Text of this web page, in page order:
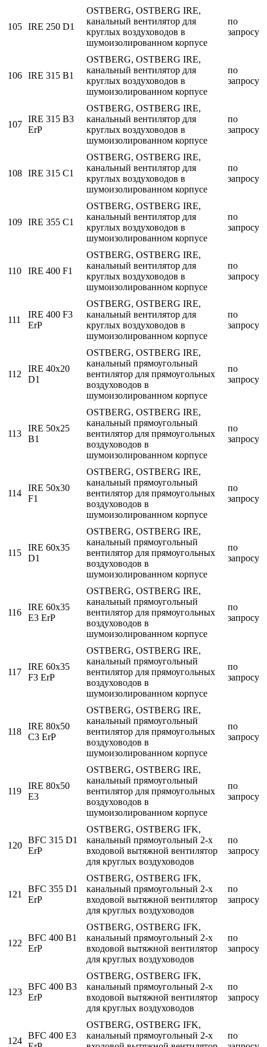
105 IRE 250 D1
OSTBERG, OSTBERG IRE,
канальный вентилятор для
круглых воздуховодов в
шумоизолированном корпусе
по
запросу
106 IRE 315 B1
OSTBERG, OSTBERG IRE,
канальный вентилятор для
круглых воздуховодов в
шумоизолированном корпусе
по
запросу
107
IRE 315 B3
ErP
OSTBERG, OSTBERG IRE,
канальный вентилятор для
круглых воздуховодов в
шумоизолированном корпусе
по
запросу
108 IRE 315 C1
OSTBERG, OSTBERG IRE,
канальный вентилятор для
круглых воздуховодов в
шумоизолированном корпусе
по
запросу
109 IRE 355 C1
OSTBERG, OSTBERG IRE,
канальный вентилятор для
круглых воздуховодов в
шумоизолированном корпусе
по
запросу
110 IRE 400 F1
OSTBERG, OSTBERG IRE,
канальный вентилятор для
круглых воздуховодов в
шумоизолированном корпусе
по
запросу
111
IRE 400 F3
ErP
OSTBERG, OSTBERG IRE,
канальный вентилятор для
круглых воздуховодов в
шумоизолированном корпусе
по
запросу
112
IRE 40x20
D1
OSTBERG, OSTBERG IRE,
канальный прямоугольный
вентилятор для прямоугольных
воздуховодов в
шумоизолированном корпусе
по
запросу
113
IRE 50x25
B1
OSTBERG, OSTBERG IRE,
канальный прямоугольный
вентилятор для прямоугольных
воздуховодов в
шумоизолированном корпусе
по
запросу
114
IRE 50x30
F1
OSTBERG, OSTBERG IRE,
канальный прямоугольный
вентилятор для прямоугольных
воздуховодов в
шумоизолированном корпусе
по
запросу
115
IRE 60x35
D1
OSTBERG, OSTBERG IRE,
канальный прямоугольный
вентилятор для прямоугольных
воздуховодов в
шумоизолированном корпусе
по
запросу
116
IRE 60x35
E3 ErP
OSTBERG, OSTBERG IRE,
канальный прямоугольный
вентилятор для прямоугольных
воздуховодов в
шумоизолированном корпусе
по
запросу
117
IRE 60x35
F3 ErP
OSTBERG, OSTBERG IRE,
канальный прямоугольный
вентилятор для прямоугольных
воздуховодов в
шумоизолированном корпусе
по
запросу
118
IRE 80x50
C3 ErP
OSTBERG, OSTBERG IRE,
канальный прямоугольный
вентилятор для прямоугольных
воздуховодов в
шумоизолированном корпусе
по
запросу
119
IRE 80x50
E3
OSTBERG, OSTBERG IRE,
канальный прямоугольный
вентилятор для прямоугольных
воздуховодов в
шумоизолированном корпусе
по
запросу
120
BFC 315 D1
ErP
OSTBERG, OSTBERG IFK,
канальный прямоугольный 2-х
входовой вытяжной вентилятор
для круглых воздуховодов
по
запросу
121
BFC 355 D1
ErP
OSTBERG, OSTBERG IFK,
канальный прямоугольный 2-х
входовой вытяжной вентилятор
для круглых воздуховодов
по
запросу
122
BFC 400 B1
ErP
OSTBERG, OSTBERG IFK,
канальный прямоугольный 2-х
входовой вытяжной вентилятор
для круглых воздуховодов
по
запросу
123
BFC 400 B3
ErP
OSTBERG, OSTBERG IFK,
канальный прямоугольный 2-х
входовой вытяжной вентилятор
для круглых воздуховодов
по
запросу
124
BFC 400 E3
OSTBERG, OSTBERG IFK,
канальный прямоугольный 2-х
по